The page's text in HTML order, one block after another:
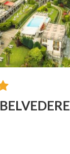
BELVEDERE